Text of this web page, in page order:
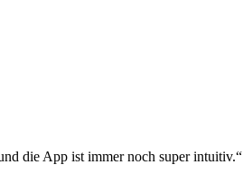
die App ist immer noch super intuitiv.“